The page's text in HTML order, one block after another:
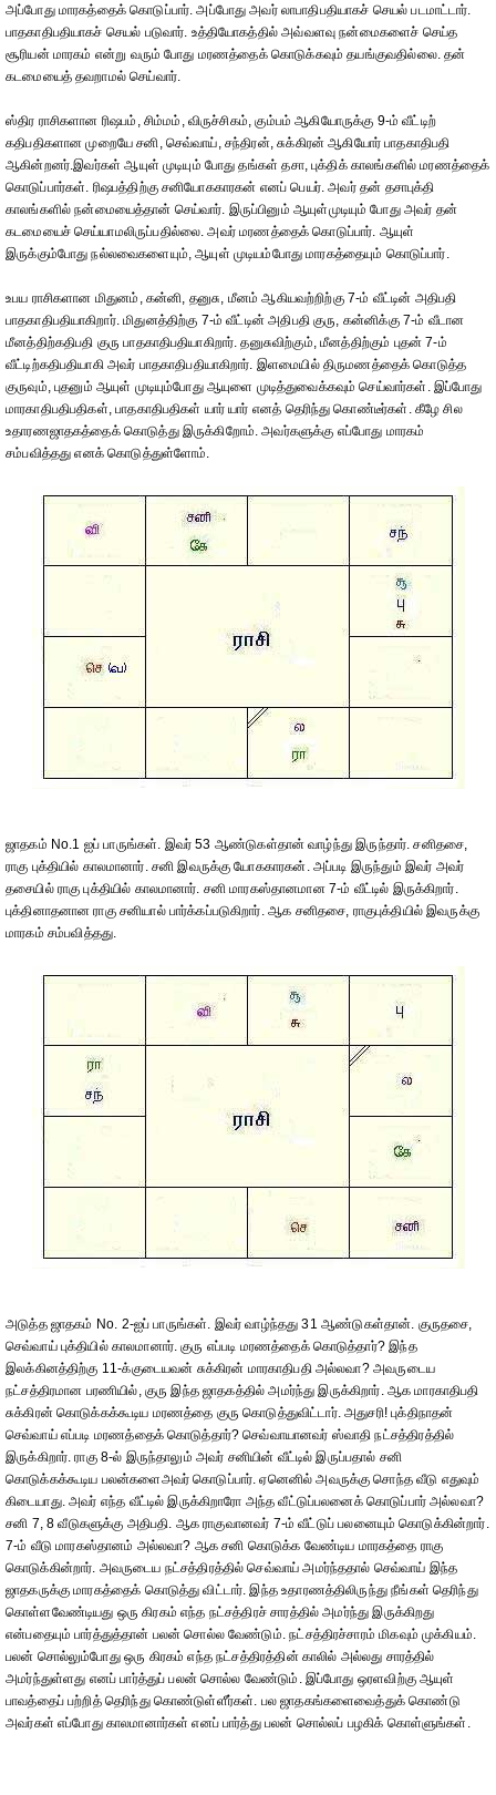
அப்போது மாரகத்தைக் கொடுப்பார். அப்போது அவர் லாபாதிபதியாகச் செயல் படமாட்டார்.
பாதகாதிபதியாகச் செயல் படுவார். உத்தியோகத்தில் அவ்வளவு நன்மைகளைச் செய்த
சூரியன் மாரகம் என்று வரும் போது மரணத்தைக் கொடுக்கவும் தயங்குவதில்லை. தன்
கடமையைத் தவறாமல் செய்வார்.
ஸ்திர ராசிகளான ரிஷபம், சிம்மம், விருச்சிகம், கும்பம் ஆகியோருக்கு 9-ம் வீட்டிற்
கதிபதிகளான முறையே சனி, செவ்வாய், சந்திரன், சுக்கிரன் ஆகியோர் பாதகாதிபதி
ஆகின்றனர்.இவர்கள் ஆயுள் முடியும் போது தங்கள் தசா, புக்திக் காலங்களில் மரணத்தைக்
கொடுப்பார்கள். ரிஷபத்திற்கு சனியோககாரகன் எனப் பெயர். அவர் தன் தசாபுக்தி
காலங்களில் நன்மையைத்தான் செய்வார். இருப்பினும் ஆயுள்முடியும் போது அவர் தன்
கடமையைச் செய்யாமலிருப்பதில்லை. அவர் மரணத்தைக் கொடுப்பார். ஆயுள்
இருக்கும்போது நல்லவைகளையும், ஆயுள் முடியம்போது மாரகத்தையும் கொடுப்பார்.
உபய ராசிகளான மிதுனம், கன்னி, தனுசு, மீனம் ஆகியவற்றிற்கு 7-ம் வீட்டின் அதிபதி
பாதகாதிபதியாகிறார். மிதுனத்திற்கு 7-ம் வீட்டின் அதிபதி குரு, கன்னிக்கு 7-ம் வீடான
மீனத்திற்கதிபதி குரு பாதகாதிபதியாகிறார். தனுசுவிற்கும், மீனத்திற்கும் புதன் 7-ம்
வீட்டிற்கதிபதியாகி அவர் பாதகாதிபதியாகிறார். இளமையில் திருமணத்தைக் கொடுத்த
குருவும், புதனும் ஆயுள் முடியும்போது ஆயுளை முடித்துவைக்கவும் செய்வார்கள். இப்போது
மாரகாதிபதிபதிகள், பாதகாதிபதிகள் யார் யார் எனத் தெரிந்து கொண்டீர்கள். கீழே சில
உதாரணஜாதகத்தைக் கொடுத்து இருக்கிறோம். அவர்களுக்கு எப்போது மாரகம்
சம்பவித்தது எனக் கொடுத்துள்ளோம்.
ஜாதகம் No.1 ஐப் பாருங்கள். இவர் 53 ஆண்டுகள்தான் வாழ்ந்து இருந்தார். சனிதசை,
ராகு புக்தியில் காலமானார். சனி இவருக்கு யோககாரகன். அப்படி இருந்தும் இவர் அவர்
தசையில் ராகு புக்தியில் காலமானார். சனி மாரகஸ்தானமான 7-ம் வீட்டில் இருக்கிறார்.
புக்தினாதனான ராகு சனியால் பார்க்கப்படுகிறார். ஆக சனிதசை, ராகுபுக்தியில் இவருக்கு
மாரகம் சம்பவித்தது.
அடுத்த ஜாதகம் No. 2-ஐப் பாருங்கள். இவர் வாழ்ந்தது 31 ஆண்டுகள்தான். குருதசை,
செவ்வாய் புக்தியில் காலமானார். குரு எப்படி மரணத்தைக் கொடுத்தார்? இந்த
இலக்கினத்திற்கு 11-க்குடையவன் சுக்கிரன் மாரகாதிபதி அல்லவா? அவருடைய
நட்சத்திரமான பரணியில், குரு இந்த ஜாதகத்தில் அமர்ந்து இருக்கிறார். ஆக மாரகாதிபதி
சுக்கிரன் கொடுக்கக்கூடிய மரணத்தை குரு கொடுத்துவிட்டார். அதுசரி! புக்திநாதன்
செவ்வாய் எப்படி மரணத்தைக் கொடுத்தார்? செவ்வாயானவர் ஸ்வாதி நட்சத்திரத்தில்
இருக்கிறார். ராகு 8-ல் இருந்தாலும் அவர் சனியின் வீட்டில் இருப்பதால் சனி
கொடுக்கக்கூடிய பலன்களைஅவர் கொடுப்பார். ஏனெனில் அவருக்கு சொந்த வீடு எதுவும்
கிடையாது. அவர் எந்த வீட்டில் இருக்கிறாரோ அந்த வீட்டுப்பலனைக் கொடுப்பார் அல்லவா?
சனி 7, 8 வீடுகளுக்கு அதிபதி. ஆக ராகுவானவர் 7-ம் வீட்டுப் பலனையும் கொடுக்கின்றார்.
7-ம் வீடு மாரகஸ்தானம் அல்லவா? ஆக சனி கொடுக்க வேண்டிய மாரகத்தை ராகு
கொடுக்கின்றார். அவருடைய நட்சத்திரத்தில் செவ்வாய் அமர்ந்ததால் செவ்வாய் இந்த
ஜாதகருக்கு மாரகத்தைக் கொடுத்து விட்டார். இந்த உதாரணத்திலிருந்து நீங்கள் தெரிந்து
கொள்ளவேண்டியது ஒரு கிரகம் எந்த நட்சத்திரச் சாரத்தில் அமர்ந்து இருக்கிறது
என்பதையும் பார்த்துத்தான் பலன் சொல்ல வேண்டும். நட்சத்திரச்சாரம் மிகவும் முக்கியம்.
பலன் சொல்லும்போது ஒரு கிரகம் எந்த நட்சத்திரத்தின் காலில் அல்லது சாரத்தில்
அமர்ந்துள்ளது எனப் பார்த்துப் பலன் சொல்ல வேண்டும். இப்போது ஒரளவிற்கு ஆயுள்
பாவத்தைப் பற்றித் தெரிந்து கொண்டுள்ளீர்கள். பல ஜாதகங்களைவைத்துக் கொண்டு
அவர்கள் எப்போது காலமானார்கள் எனப் பார்த்து பலன் சொல்லப் பழகிக் கொள்ளுங்கள்.